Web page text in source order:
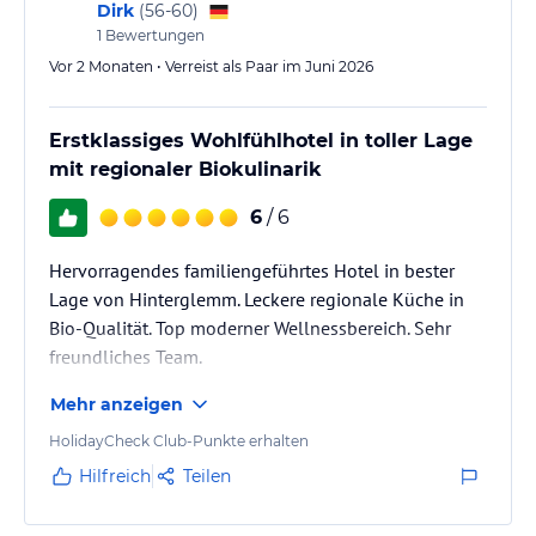
Dirk (56-60)
1 Bewertungen
Vor 2 Monaten • Verreist als Paar im Juni 2026
Erstklassiges Wohlfühlhotel in toller Lage
mit regionaler Biokulinarik
6 / 6
Hervorragendes familiengeführtes Hotel in bester
Lage von Hinterglemm. Leckere regionale Küche in
Bio-Qualität. Top moderner Wellnessbereich. Sehr
freundliches Team.
Mehr anzeigen
HolidayCheck Club-Punkte erhalten
Hilfreich Teilen